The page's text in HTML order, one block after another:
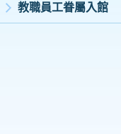
教職員工眷屬入館